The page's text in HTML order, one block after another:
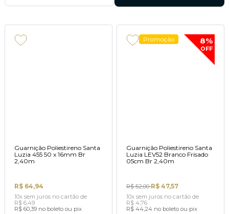
Guarnição Poliestireno Santa
Luzia 455 50 x 16mm Br
2,40m
R$ 64,94
10x sem juros no cartãode
R$ 6,49
R$ 60,39 no boleto ou pix
Promoção 8%
OFF
Guarnição Poliestireno Santa
Luzia LEV52 Branco Frisado
05cm Br 2,40m
R$ 52,00R$ 47,57
10x sem juros no cartão de
R$ 4,76
R$ 44,24 no boleto ou pix